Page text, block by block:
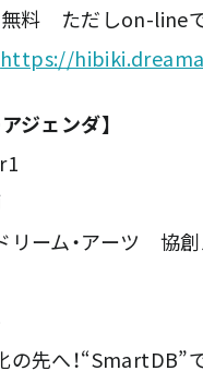
無料 ただしon-line
https://
ジェンダ】
リーム・アーツ 協
の先へ！